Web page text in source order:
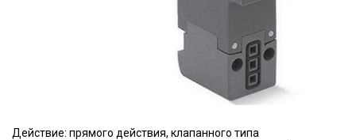
Действие: прямого действия, клапанного типа